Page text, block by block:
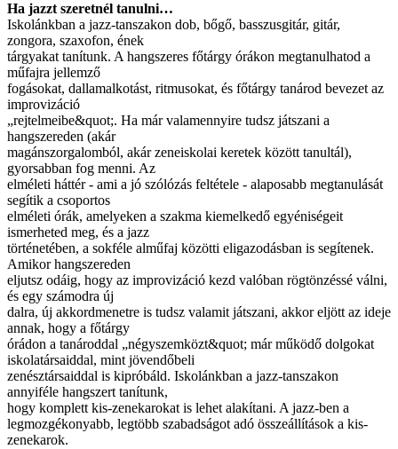
Ha jazzt szeretnél tanulni…
Iskolánkban a jazz-tanszakon dob, bőgő, basszusgitár, gitár,
zongora, szaxofon, ének
tárgyakat tanítunk. A hangszeres főtárgy órákon megtanulhatod a
műfajra jellemző
fogásokat, dallamalkotást, ritmusokat, és főtárgy tanárod bevezet az
improvizáció
„rejtelmeibe&quot;. Ha már valamennyire tudsz játszani a
hangszereden (akár
magánszorgalomból, akár zeneiskolai keretek között tanultál),
gyorsabban fog menni. Az
elméleti háttér - ami a jó szólózás feltétele - alaposabb megtanulását
segítik a csoportos
elméleti órák, amelyeken a szakma kiemelkedő egyéniségeit
ismerheted meg, és a jazz
történetében, a sokféle alműfaj közötti eligazodásban is segítenek.
Amikor hangszereden
eljutsz odáig, hogy az improvizáció kezd valóban rögtönzéssé válni,
és egy számodra új
dalra, új akkordmenetre is tudsz valamit játszani, akkor eljött az ideje
annak, hogy a főtárgy
órádon a tanároddal „négyszemközt&quot; már működő dolgokat
iskolatársaiddal, mint jövendőbeli
zenésztársaiddal is kipróbáld. Iskolánkban a jazz-tanszakon
annyiféle hangszert tanítunk,
hogy komplett kis-zenekarokat is lehet alakítani. A jazz-ben a
legmozgékonyabb, legtöbb szabadságot adó összeállítások a kis-
zenekarok.